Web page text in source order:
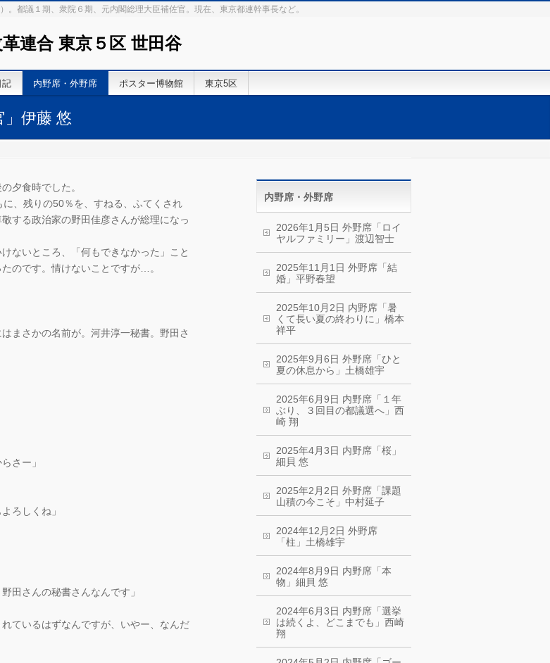
都議１期、衆院６期、元内閣総理大臣補佐官。現在、東京都連幹事長など。
連合 東京５区 世田谷
記 内野席・外野席 ポスター博物館 東京5区
」伊藤 悠
夕食時でした。
、残りの50％を、すねる、ふてくされ
する政治家の野田佳彦さんが総理になっ
ないところ、「何もできなかった」こと
のです。情けないことですが…。
まさかの名前が。河井淳一秘書。野田さ
さー」
ろしくね」
田さんの秘書さんなんです」
ているはずなんですが、いやー、なんだ
内野席・外野席
2026年1月5日 外野席「ロイ
ヤルファミリー」渡辺智士
2025年11月1日 外野席「結
婚」平野春望
2025年10月2日 内野席「暑
くて長い夏の終わりに」橋本
祥平
2025年9月6日 外野席「ひと
夏の休息から」土橋雄宇
2025年6月9日 内野席「１年
ぶり、３回目の都議選へ」西
崎 翔
2025年4月3日 内野席「桜」
細貝 悠
2025年2月2日 外野席「課題
山積の今こそ」中村延子
2024年12月2日 外野席
「柱」土橋雄宇
2024年8月9日 内野席「本
物」細貝 悠
2024年6月3日 内野席「選挙
は続くよ、どこまでも」西崎
翔